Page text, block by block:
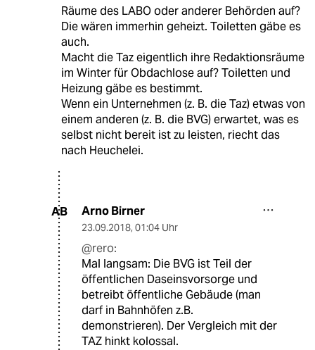
Räume des LABO oder anderer Behörden auf?
Die wären immerhin geheizt. Toiletten gäbe es
auch.
Macht die Taz eigentlich ihre Redaktionsräume
im Winter für Obdachlose auf? Toiletten und
Heizung gäbe es bestimmt.
Wenn ein Unternehmen (z. B. die Taz) etwas von
einem anderen (z. B. die BVG) erwartet, was es
selbst nicht bereit ist zu leisten, riecht das
nach Heuchelei.
AB Arno Birner
23.09.2018, 01:04 Uhr
@rero:
Mal langsam: Die BVG ist Teil der
öffentlichen Daseinsvorsorge und
betreibt öffentliche Gebäude (man
darf in Bahnhöfen z.B.
demonstrieren). Der Vergleich mit der
TAZ hinkt kolossal.